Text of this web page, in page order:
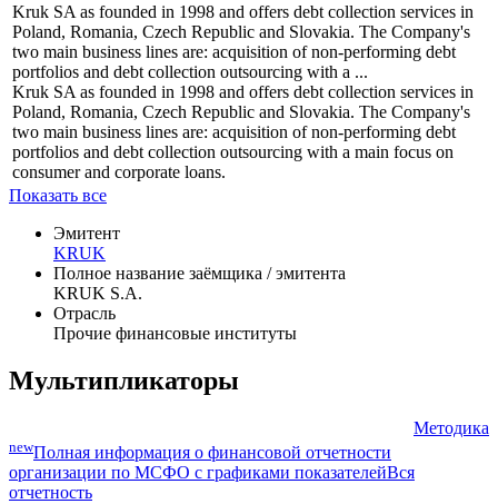
Kruk SA as founded in 1998 and offers debt collection services in
Poland, Romania, Czech Republic and Slovakia. The Company's
two main business lines are: acquisition of non-performing debt
portfolios and debt collection outsourcing with a ...
Kruk SA as founded in 1998 and offers debt collection services in
Poland, Romania, Czech Republic and Slovakia. The Company's
two main business lines are: acquisition of non-performing debt
portfolios and debt collection outsourcing with a main focus on
consumer and corporate loans.
Показать все
Эмитент
KRUK
Полное название заёмщика / эмитента
KRUK S.A.
Отрасль
Прочие финансовые институты
Мультипликаторы
Методика
newПолная информация о финансовой отчетности
организации по МСФО с графиками показателейВся
отчетность